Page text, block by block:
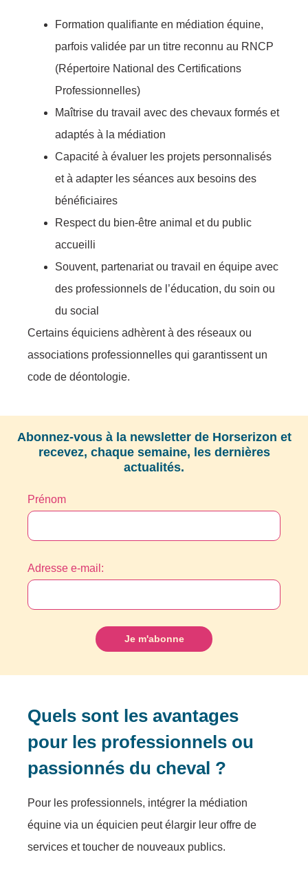
Formation qualifiante en médiation équine,
parfois validée par un titre reconnu au RNCP
(Répertoire National des Certifications
Professionnelles)
Maîtrise du travail avec des chevaux formés et
adaptés à la médiation
Capacité à évaluer les projets personnalisés
et à adapter les séances aux besoins des
bénéficiaires
Respect du bien-être animal et du public
accueilli
Souvent, partenariat ou travail en équipe avec
des professionnels de l’éducation, du soin ou
du social
Certains équiciens adhèrent à des réseaux ou
associations professionnelles qui garantissent un
code de déontologie.
Abonnez-vous à la newsletter de Horserizon et
recevez, chaque semaine, les dernières
actualités.
Prénom
Adresse e-mail:
Quels sont les avantages
pour les professionnels ou
passionnés du cheval ?
Pour les professionnels, intégrer la médiation
équine via un équicien peut élargir leur offre de
services et toucher de nouveaux publics.